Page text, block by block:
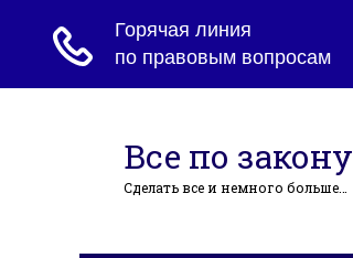
Все по закону
Сделать все и немного больше…